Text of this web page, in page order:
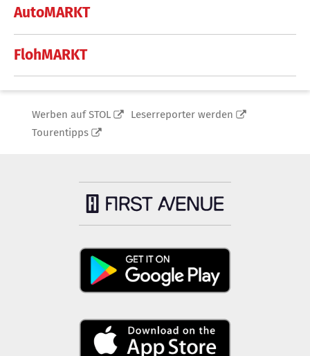
AutoMARKT
FlohMARKT
Werben auf STOL
Leserreporter werden
Tourentipps